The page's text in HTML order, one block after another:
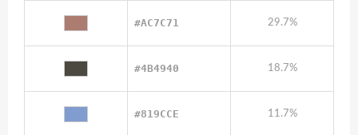
#AC7C71 29.7%
#4B4940 18.7%
#819CCE 11.7%